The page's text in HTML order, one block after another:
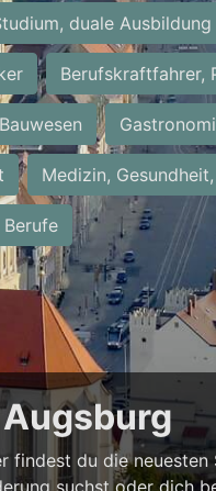
duale Ausbildung
Berufskraftfahrer,
Medizin,
findest du die